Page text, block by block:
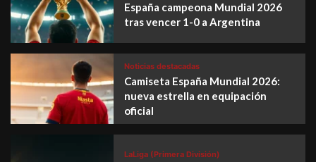
España campeona Mundial 2026
tras vencer 1-0 a Argentina
Noticias destacadas
Camiseta España Mundial 2026:
nueva estrella en equipación
oficial
LaLiga (Primera División)